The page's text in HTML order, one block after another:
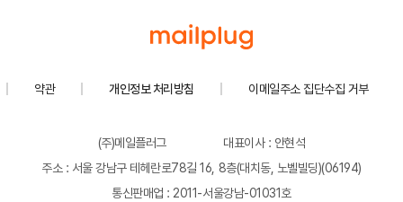
약관 개인정보 처리방침 이메일주소 집단수집 거부
(주)메일플러그
대표이사 : 안현석
주소 : 서울 강남구 테헤란로78길 16, 8층(대치동, 노벨빌딩)(06194)
통신판매업 : 2011-서울강남-01031호